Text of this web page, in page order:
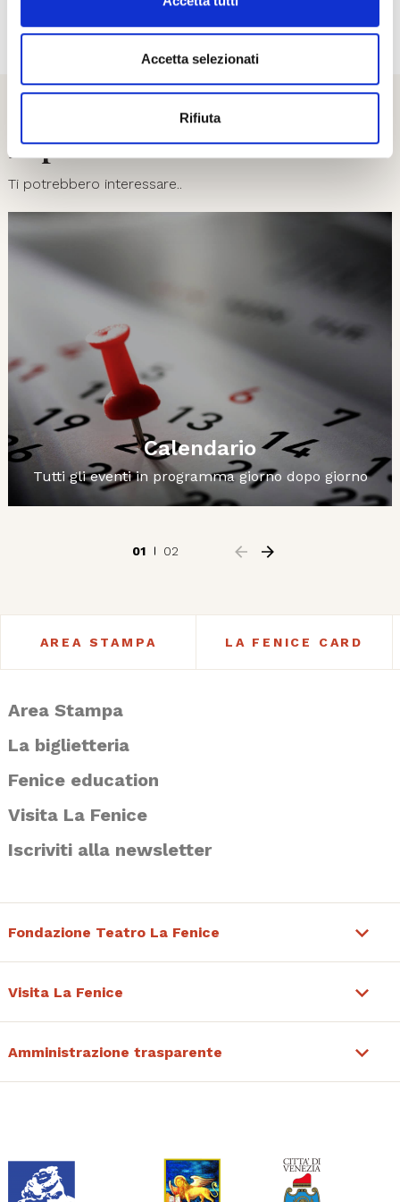
Accetta selezionati
Rifiuta
Esplora
Ti potrebbero interessare..
Calendario
Tutti gli eventi in programma giorno dopo giorno
01 02
AREA STAMPA LA FENICE CARD
Area Stampa
La biglietteria
Fenice education
Visita La Fenice
Iscriviti alla newsletter
Fondazione Teatro La Fenice
Visita La Fenice
Amministrazione trasparente